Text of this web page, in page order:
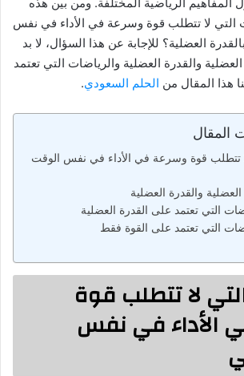
التي لا تتطلب قوة وسرعة في الأداء في نفس
العضلية؟ للإجابة عن هذا السؤال، لا بد
والقدرة العضلية والرياضات التي تعتمد
هذا المقال من الحلم السعودي.
المقال
تتطلب قوة وسرعة في الأداء في نفس الوقت
والقدرة العضلية
التي تعتمد على القدرة العضلية
التي تعتمد على القوة فقط
لا تتطلب قوة
الأداء في نفس